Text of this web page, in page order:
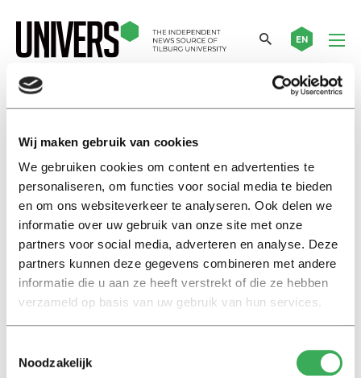
Wij maken gebruik van cookies
We gebruiken cookies om content en advertenties te
personaliseren, om functies voor social media te bieden
en om ons websiteverkeer te analyseren. Ook delen we
informatie over uw gebruik van onze site met onze
partners voor social media, adverteren en analyse. Deze
partners kunnen deze gegevens combineren met andere
informatie die u aan ze heeft verstrekt of die ze hebben
verzameld op basis van uw gebruik van hun services.
Noodzakelijk
EN
International
TiU social sciences rise hard on
global ranking
09 maart 2021
Nieuws
Sociale wetenschappen TiU
stijgt hard op wereldwijde
ranking